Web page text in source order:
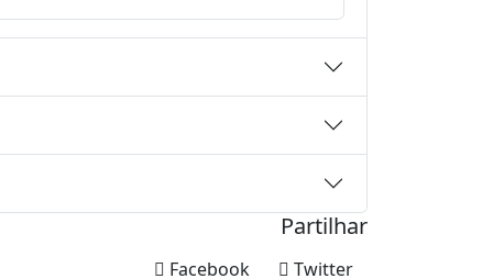
Partilhar
Twitter
Facebook